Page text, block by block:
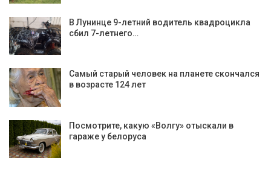
В Лунинце 9-летний водитель квадроцикла
сбил 7-летнего…
Самый старый человек на планете скончался
в возрасте 124 лет
Посмотрите, какую «Волгу» отыскали в
гараже у белоруса